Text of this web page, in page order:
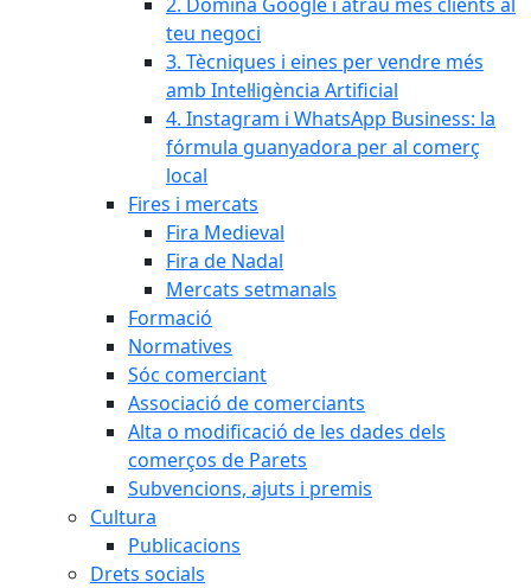
teu negoci
3. Tècniques i eines per vendre més
amb Intel·ligència Artificial
4. Instagram i WhatsApp Business: la
fórmula guanyadora per al comerç
local
Fires i mercats
Fira Medieval
Fira de Nadal
Mercats setmanals
Formació
Normatives
Sóc comerciant
Associació de comerciants
Alta o modificació de les dades dels
comerços de Parets
Subvencions, ajuts i premis
Cultura
Publicacions
Drets socials